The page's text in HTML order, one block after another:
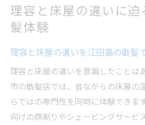
理容と床屋の違いに
髪体験
理容と床屋の違いを江田島の散髪
理容と床屋の違いを意識したことは
市の散髪店では、昔ながらの床屋の
らではの専門性を同時に体験できま
向けの顔剃りやシェービングサービ